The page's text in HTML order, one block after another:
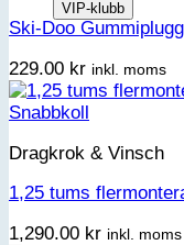
Ski-Doo
229.00 kr inkl. moms
Snabbkoll
Dragkrok & Vinsch
1,25 tums
1,290.00 kr inkl. moms